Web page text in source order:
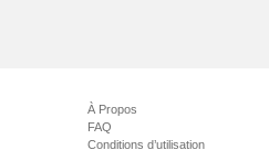
À Propos
FAQ
Conditions d’utilisation